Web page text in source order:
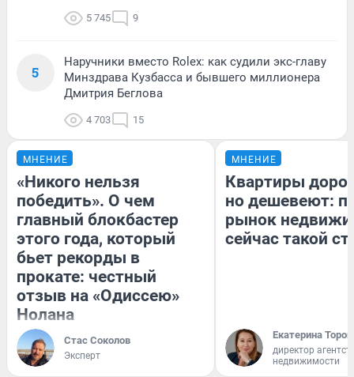
5 745 9
5
Наручники вместо Rolex: как судили экс-главу
Минздрава Кузбасса и бывшего миллионера
Дмитрия Беглова
4 703 15
МНЕНИЕ
«Никого нельзя
победить». О чем
главный блокбастер
этого года, который
бьет рекорды в
прокате: честный
отзыв на «Одиссею»
Нолана
Стас Соколов
Эксперт
МНЕНИЕ
Квартиры
но дешевеют:
рынок
сейчас такой
Екатерина
директор
недвижимости